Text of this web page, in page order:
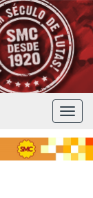
MENU